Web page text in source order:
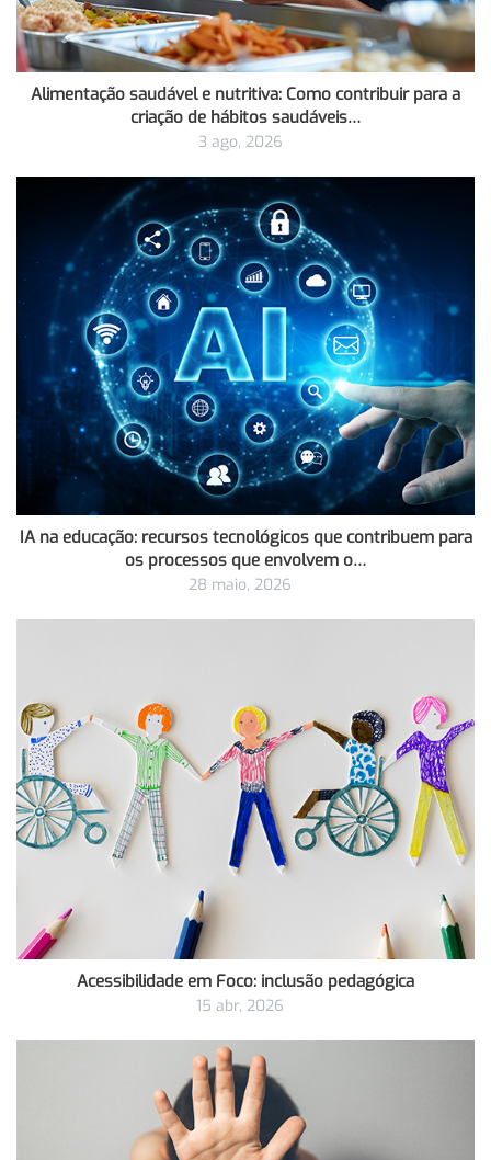
Alimentação saudável e nutritiva: Como contribuir para a
criação de hábitos saudáveis…
3 ago, 2026
IA na educação: recursos tecnológicos que contribuem para
os processos que envolvem o…
28 maio, 2026
Acessibilidade em Foco: inclusão pedagógica
15 abr, 2026